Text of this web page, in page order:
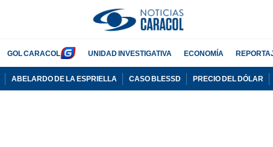
GOL CARACOL UNIDAD INVESTIGATIVA ECONOMÍA
ABELARDO DE LA ESPRIELLA CASO BLESSD PRECIO DEL DÓLAR